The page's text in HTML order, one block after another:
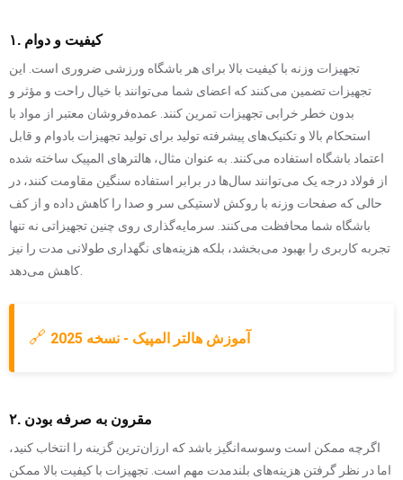
۱. کیفیت و دوام
تجهیزات وزنه با کیفیت بالا برای هر باشگاه ورزشی ضروری است. این
تجهیزات تضمین می‌کنند که اعضای شما می‌توانند با خیال راحت و مؤثر و
بدون خطر خرابی تجهیزات تمرین کنند. عمده‌فروشان معتبر از مواد با
استحکام بالا و تکنیک‌های پیشرفته تولید برای تولید تجهیزات بادوام و قابل
اعتماد باشگاه استفاده می‌کنند. به عنوان مثال، هالترهای المپیک ساخته شده
از فولاد درجه یک می‌توانند سال‌ها در برابر استفاده سنگین مقاومت کنند، در
حالی که صفحات وزنه با روکش لاستیکی سر و صدا را کاهش داده و از کف
باشگاه شما محافظت می‌کنند. سرمایه‌گذاری روی چنین تجهیزاتی نه تنها
تجربه کاربری را بهبود می‌بخشد، بلکه هزینه‌های نگهداری طولانی مدت را نیز
🔗 آموزش هالتر المپیک - نسخه 2025
۲. مقرون به صرفه بودن
اگرچه ممکن است وسوسه‌انگیز باشد که ارزان‌ترین گزینه را انتخاب کنید،
اما در نظر گرفتن هزینه‌های بلندمدت مهم است. تجهیزات با کیفیت بالا ممکن